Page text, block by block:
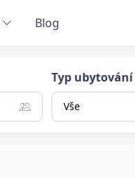
Blog
Typ ubytování
Vše